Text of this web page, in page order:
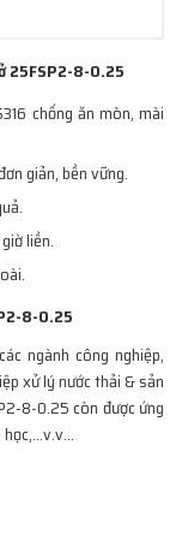
25FSP2-8-0.25
chống ăn mòn, mài
giản, bền vững.
liền.
8-0.25
ngành công nghiệp,
xử lý nước thải & sản
8-0.25 còn được ứng
học,…v.v…